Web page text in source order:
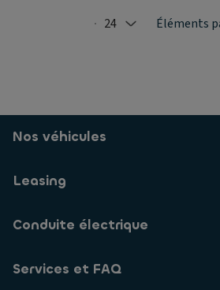
Selected: 24
24 Éléments
Nos véhicules
Leasing
Conduite électrique
Services et FAQ